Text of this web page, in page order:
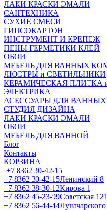
ЛАКИ КРАСКИ ЭМАЛИ
САНТЕХНИКА
СУХИЕ СМЕСИ
ГИПСОКАРТОН
ИНСТРУМЕНТ И КРЕПЕЖ
ПЕНЫ ГЕРМЕТИКИ КЛЕЙ
ОБОИ
МЕБЕЛЬ ДЛЯ ВАННЫХ
ЛЮСТРЫ и СВЕТИЛЬНИКИ
КЕРАМИЧЕСКАЯ ПЛИТКА
ЭЛЕКТРИКА
АСЕССУАРЫ ДЛЯ
СТУДИЯ ДИЗАЙНА
ЛАКИ КРАСКИ ЭМАЛИ
ОБОИ
МЕБЕЛЬ ДЛЯ ВАННОЙ
Блог
Контакты
КОРЗИНА
+7 8362 30-42-15
+7 8362 30-42-15Ленинский 8
+7 8362 38-30-12Кирова 1
+7 8362 45-23-99Советская 121
+7 8362 56-44-44